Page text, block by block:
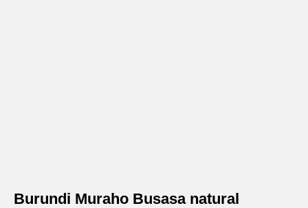
Burundi Muraho Busasa natural